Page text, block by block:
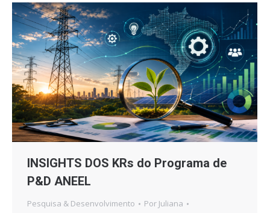
INSIGHTS DOS KRs do Programa de
P&D ANEEL
Pesquisa & Desenvolvimento Por Juliana